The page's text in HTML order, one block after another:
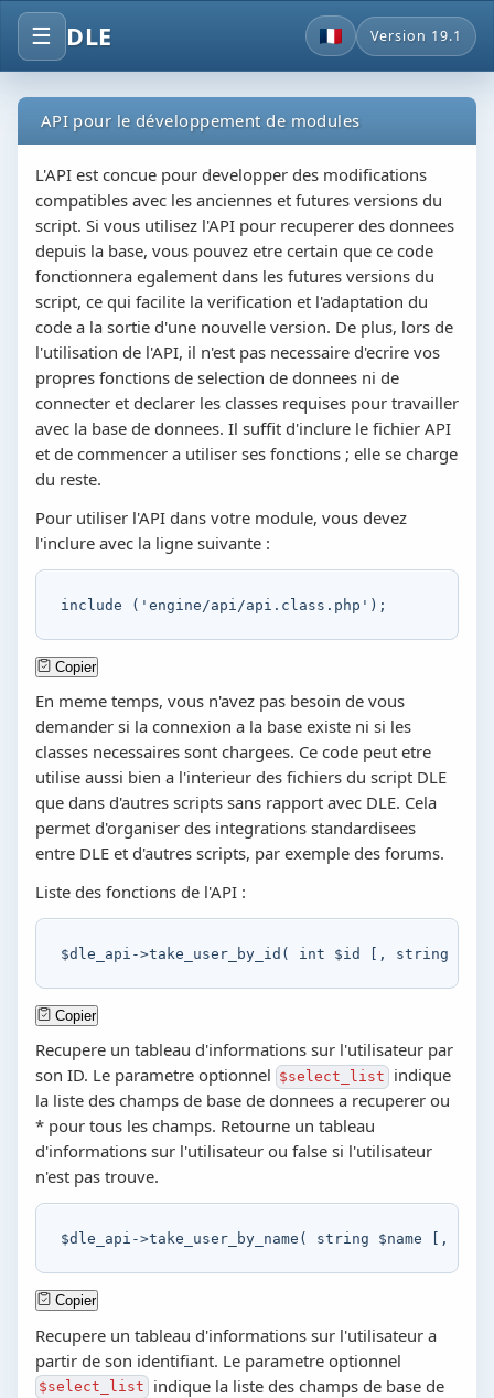
☰ DLE Version 19.1
API pour le développement de modules
L'API est concue pour developper des modifications
compatibles avec les anciennes et futures versions du
script. Si vous utilisez l'API pour recuperer des donnees
depuis la base, vous pouvez etre certain que ce code
fonctionnera egalement dans les futures versions du
script, ce qui facilite la verification et l'adaptation du
code a la sortie d'une nouvelle version. De plus, lors de
l'utilisation de l'API, il n'est pas necessaire d'ecrire vos
propres fonctions de selection de donnees ni de
connecter et declarer les classes requises pour travailler
avec la base de donnees. Il suffit d'inclure le fichier API
et de commencer a utiliser ses fonctions ; elle se charge
du reste.
Pour utiliser l'API dans votre module, vous devez
l'inclure avec la ligne suivante :
include ( 'engine/api/api.class.php' ) ;
Copier
En meme temps, vous n'avez pas besoin de vous
demander si la connexion a la base existe ni si les
classes necessaires sont chargees. Ce code peut etre
utilise aussi bien a l'interieur des fichiers du script DLE
que dans d'autres scripts sans rapport avec DLE. Cela
permet d'organiser des integrations standardisees
entre DLE et d'autres scripts, par exemple des forums.
Liste des fonctions de l'API :
$dle_api ->take_user_by_id ( int $id , string
Copier
Recupere un tableau d'informations sur l'utilisateur par
son ID. Le parametre optionnel $select_list indique
la liste des champs de base de donnees a recuperer ou
* pour tous les champs. Retourne un tableau
d'informations sur l'utilisateur ou false si l'utilisateur
n'est pas trouve.
$dle_api ->take_user_by_name ( string $name ,
Copier
Recupere un tableau d'informations sur l'utilisateur a
partir de son identifiant. Le parametre optionnel
$select_list indique la liste des champs de base de